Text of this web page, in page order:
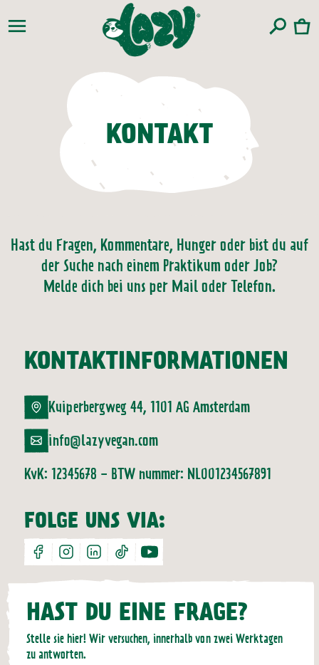
Inhalt
KONTAKT
Hast du Fragen, Kommentare, Hunger oder bist du auf
der Suche nach einem Praktikum oder Job?
Melde dich bei uns per Mail oder Telefon.
HAST DU EINE FRAGE?
Stelle sie hier! Wir versuchen, innerhalb von zwei Werktagen
zu antworten.
KONTAKTINFORMATIONEN
Kuiperbergweg 44, 1101 AG Amsterdam
info@lazyvegan.com
KvK: 12345678 - BTW nummer: NL001234567891
FOLGE UNS VIA:
facebookinstagram
linkedintiktokyoutube